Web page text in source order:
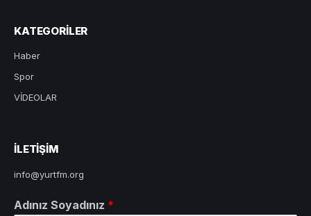
KATEGORILER
Haber
Spor
VİDEOLAR
ILETIŞIM
info@yurtfm.org
Adınız Soyadınız *